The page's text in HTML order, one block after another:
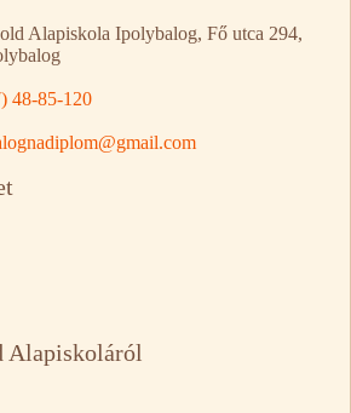
Alapiskola Ipolybalog, Fő utca 294,
48-85-120
Alapiskoláról